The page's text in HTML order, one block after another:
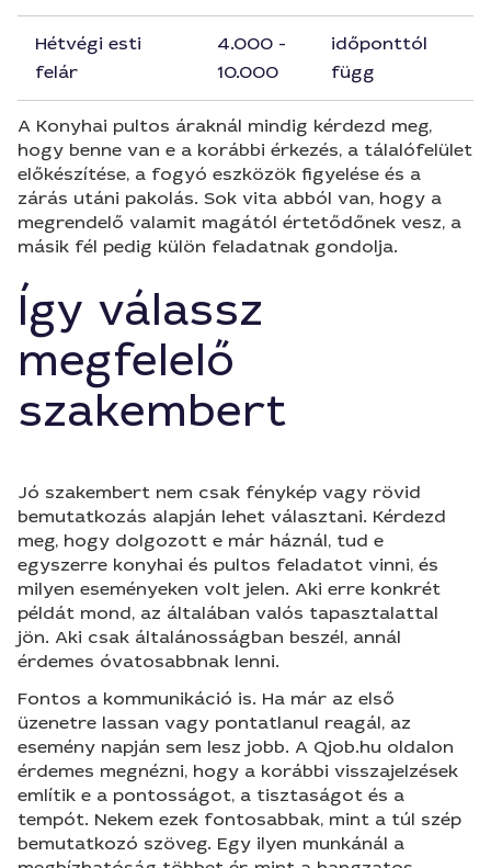
Hétvégi esti
felár
4.000 -
10.000
időponttól
függ
A Konyhai pultos áraknál mindig kérdezd meg,
hogy benne van e a korábbi érkezés, a tálalófelület
előkészítése, a fogyó eszközök figyelése és a
zárás utáni pakolás. Sok vita abból van, hogy a
megrendelő valamit magától értetődőnek vesz, a
másik fél pedig külön feladatnak gondolja.
Így válassz
megfelelő
szakembert
Jó szakembert nem csak fénykép vagy rövid
bemutatkozás alapján lehet választani. Kérdezd
meg, hogy dolgozott e már háznál, tud e
egyszerre konyhai és pultos feladatot vinni, és
milyen eseményeken volt jelen. Aki erre konkrét
példát mond, az általában valós tapasztalattal
jön. Aki csak általánosságban beszél, annál
érdemes óvatosabbnak lenni.
Fontos a kommunikáció is. Ha már az első
üzenetre lassan vagy pontatlanul reagál, az
esemény napján sem lesz jobb. A Qjob.hu oldalon
érdemes megnézni, hogy a korábbi visszajelzések
említik e a pontosságot, a tisztaságot és a
tempót. Nekem ezek fontosabbak, mint a túl szép
bemutatkozó szöveg. Egy ilyen munkánál a